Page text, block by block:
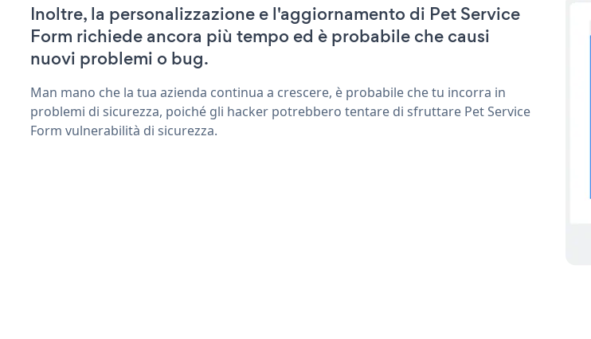
Inoltre, la personalizzazione e l'aggiornamento di Pet Service
Form richiede ancora più tempo ed è probabile che causi
nuovi problemi o bug.
Man mano che la tua azienda continua a crescere, è probabile che tu incorra in
problemi di sicurezza, poiché gli hacker potrebbero tentare di sfruttare Pet Service
Form vulnerabilità di sicurezza.